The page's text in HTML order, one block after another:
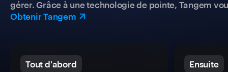
gérer. Grâce à une technologie de pointe, Tangem
Obtenir Tangem
Tout d'abord Ensuite